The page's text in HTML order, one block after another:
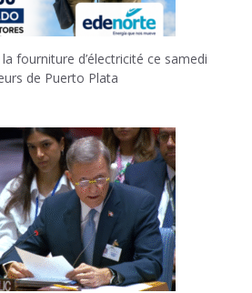
fourniture d’électricité ce samedi
de Puerto Plata